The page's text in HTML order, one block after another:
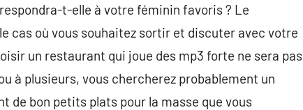
t-elle à votre féminin favoris ? Le
cas où vous souhaitez sortir et discuter avec votre
un restaurant qui joue des mp3 forte ne sera pas
à plusieurs, vous chercherez probablement un
bon petits plats pour la masse que vous